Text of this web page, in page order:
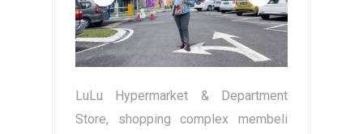
LuLu Hypermarket & Department
Store, shopping complex membeli